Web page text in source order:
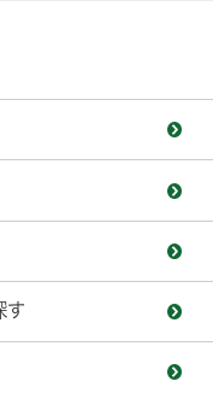
す